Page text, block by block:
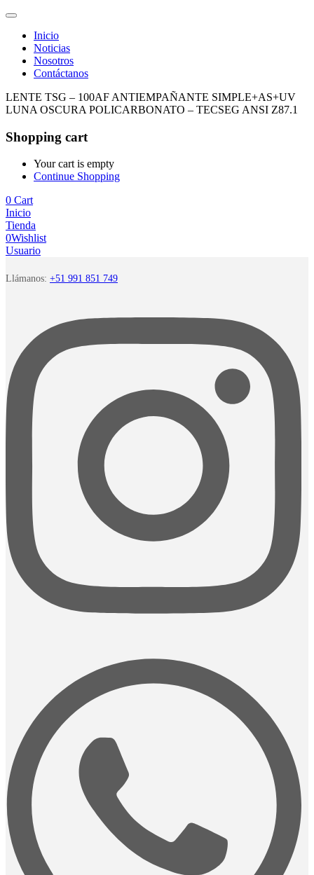
Inicio
Noticias
Nosotros
Contáctanos
LENTE TSG – 100AF ANTIEMPAÑANTE SIMPLE+AS+UV
LUNA OSCURA POLICARBONATO – TECSEG ANSI Z87.1
Shopping cart
Your cart is empty
Continue Shopping
0 Cart
Inicio
Tienda
0Wishlist
Usuario
Llámanos: +51 991 851 749